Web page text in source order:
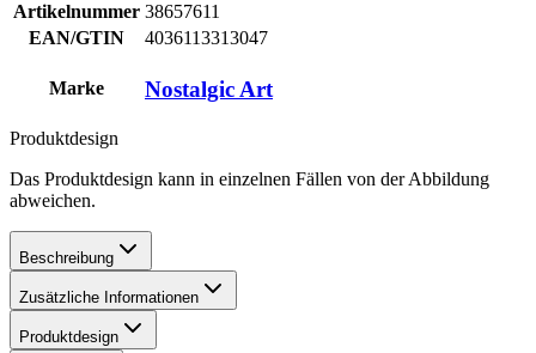
Artikelnummer 38657611
EAN/GTIN
4036113313047
Marke Nostalgic Art
Produktdesign
Das Produktdesign kann in einzelnen Fällen von der Abbildung
abweichen.
Beschreibung
Zusätzliche Informationen
Produktdesign